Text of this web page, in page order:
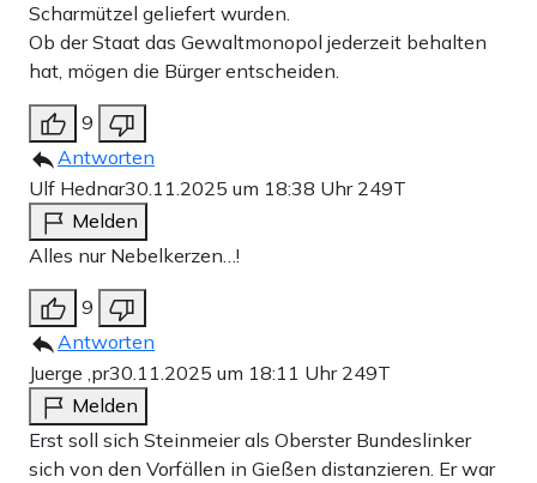
Scharmützel geliefert wurden.
Ob der Staat das Gewaltmonopol jederzeit behalten
hat, mögen die Bürger entscheiden.
9
Antworten
Ulf Hednar30.11.2025 um 18:38 Uhr 249T
Melden
Alles nur Nebelkerzen…!
9
Antworten
Juerge ,pr30.11.2025 um 18:11 Uhr 249T
Melden
Erst soll sich Steinmeier als Oberster Bundeslinker
sich von den Vorfällen in Gießen distanzieren. Er war